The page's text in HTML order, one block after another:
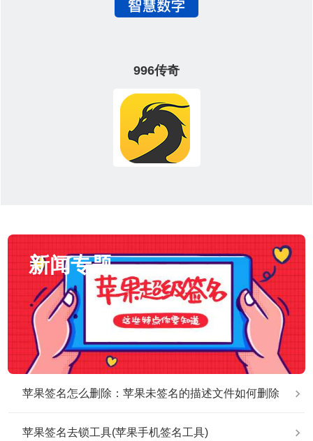
996传奇
新闻专题
苹果签名怎么删除：苹果未签名的描述文件如何删除
苹果签名去锁工具(苹果手机签名工具)